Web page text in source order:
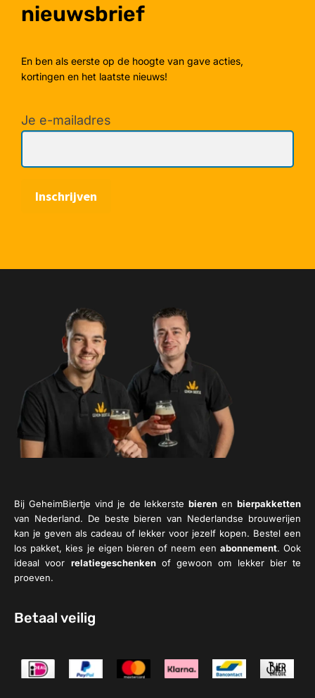
nieuwsbrief
En ben als eerste op de hoogte van gave acties,
kortingen en het laatste nieuws!
Je e-mailadres
Bij GeheimBiertje vind je de lekkerstebieren en bierpakketten
van Nederland. De beste bieren van Nederlandse brouwerijen
kan je geven als cadeau of lekker voor jezelf kopen. Bestel een
los pakket, kies je eigen bieren of neem een abonnement. Ook
ideaal voor relatiegeschenkenof gewoon om lekker bier te
proeven.
Betaal veilig